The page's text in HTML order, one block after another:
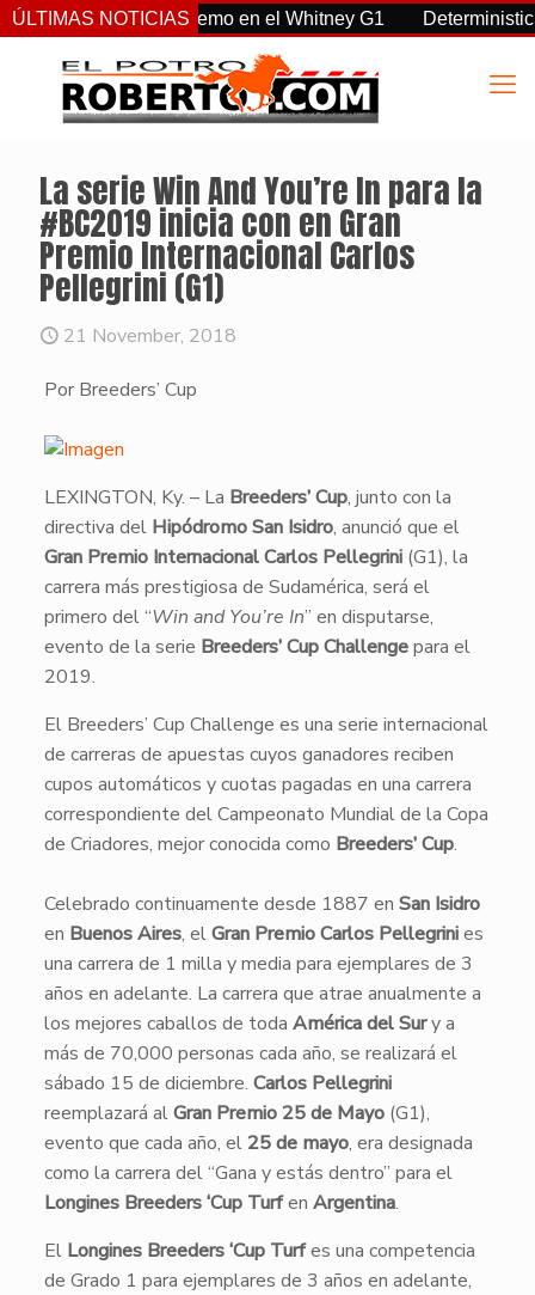
ÚLTIMAS NOTICIAS
supremo en el Whitney G1 Deterministic: héroe
La serie Win And You’re In para la
#BC2019 inicia con en Gran
Premio Internacional Carlos
Pellegrini (G1)
21 November, 2018
Por Breeders’ Cup
LEXINGTON, Ky. – La Breeders’ Cup, junto con la
directiva del Hipódromo San Isidro, anunció que el
Gran Premio Internacional Carlos Pellegrini(G1), la
carrera más prestigiosa de Sudamérica, será el
primero del “Win and You’re In” en disputarse,
evento de la serie Breeders’ Cup Challengepara el
2019.
El Breeders’ Cup Challenge es una serie internacional
de carreras de apuestas cuyos ganadores reciben
cupos automáticos y cuotas pagadas en una carrera
correspondiente del Campeonato Mundial de la Copa
de Criadores, mejor conocida como Breeders’ Cup.
Celebrado continuamente desde 1887 en San Isidro
en Buenos Aires, elGran Premio Carlos Pellegrinies
una carrera de 1 milla y media para ejemplares de 3
años en adelante. La carrera que atrae anualmente a
los mejores caballos de toda América del Sury a
más de 70,000 personas cada año, se realizará el
sábado 15 de diciembre. Carlos Pellegrini
reemplazará alGran Premio 25 de Mayo(G1),
evento que cada año, el 25 de mayo, era designada
como la carrera del “Gana y estás dentro” para el
Longines Breeders ‘Cup Turfen Argentina.
El Longines Breeders ‘Cup Turfes una competencia
de Grado 1 para ejemplares de 3 años en adelante,